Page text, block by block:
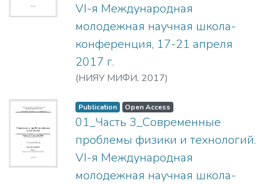
VI-я Международная
молодежная научная школа-
конференция, 17-21 апреля
2017 г.
(НИЯУ МИФИ, 2017)
Publication Open Access
01_Часть 3_Современные
проблемы физики и технологий.
VI-я Международная
молодежная научная школа-